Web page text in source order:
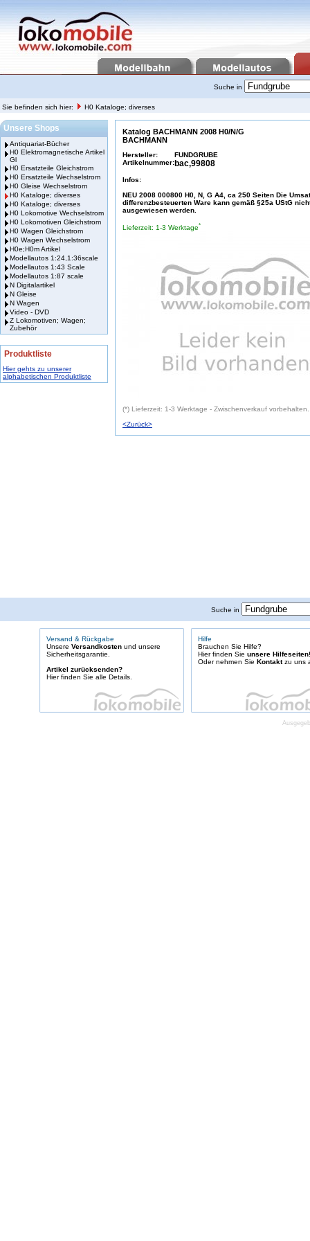
Suche in
Sie befinden sich hier: H0 Kataloge; diverses
Unsere Shops
Antiquariat-Bücher
H0 Elektromagnetische Artikel
Gl
H0 Ersatzteile Gleichstrom
H0 Ersatzteile Wechselstrom
H0 Gleise Wechselstrom
H0 Kataloge; diverses
H0 Kataloge; diverses
H0 Lokomotive Wechselstrom
H0 Lokomotiven Gleichstrom
H0 Wagen Gleichstrom
H0 Wagen Wechselstrom
H0e;H0m Artikel
Modellautos 1:24,1:36scale
Modellautos 1:43 Scale
Modellautos 1:87 scale
N Digitalartikel
N Gleise
N Wagen
Video - DVD
Z Lokomotiven; Wagen;
Zubehör
Produktliste
Hier gehts zu unserer
alphabetischen Produktliste
Katalog BACHMANN 2008 H0/N/G
BACHMANN
Hersteller:
FUNDGRUBE
Artikelnummer:bac,99808
Infos:
NEU 2008 000800 H0, N, G A4, ca 250 Seiten Die
differenzbesteuerten Ware kann gemäß §25a UStG
ausgewiesen werden.
Lieferzeit: 1-3 Werktage*
(*) Lieferzeit: 1-3 Werktage - Zwischenverkauf vorbehalten.
<Zurück>
Suche in
Versand & Rückgabe
Unsere Versandkosten und unsere
Sicherheitsgarantie.
Artikel zurücksenden?
Hier finden Sie alle Details.
Hilfe
Brauchen Sie Hilfe?
Hier finden Sie unsere Hilfeseiten!
Oder nehmen Sie Kontaktzu uns